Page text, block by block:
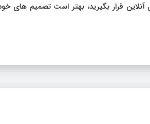
آنلاین قرار بگیرید، بهتر است تصمیم‌ های